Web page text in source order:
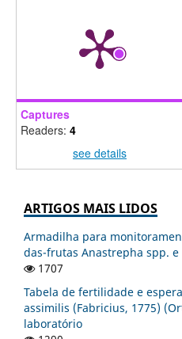
Captures
Readers: 4
see details
ARTIGOS MAIS LIDOS
Armadilha para
das-frutas Anastrepha spp.
1707
Tabela de fertilidade e
assimilis (Fabricius, 1775)
laboratório